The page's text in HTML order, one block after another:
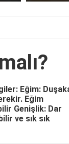
Eğim:
Eğim
Genişlik: Dar
ve sık sık